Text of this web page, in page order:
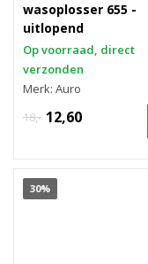
wasoplosser 655 -
uitlopend
Op voorraad, direct
verzonden
Merk: Auro
18,- 12,60
30%